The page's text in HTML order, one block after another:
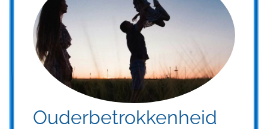
Ouderbetrokkenheid